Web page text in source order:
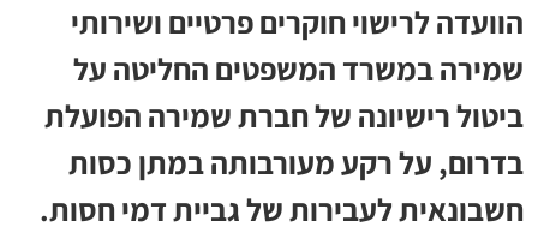
הוועדה לרישוי חוקרים פרטיים ושירותי
שמירה במשרד המשפטים החליטה על
ביטול רישיונה של חברת שמירה הפועלת
בדרום, על רקע מעורבותה במתן כסות
חשבונאית לעבירות של גביית דמי חסות.